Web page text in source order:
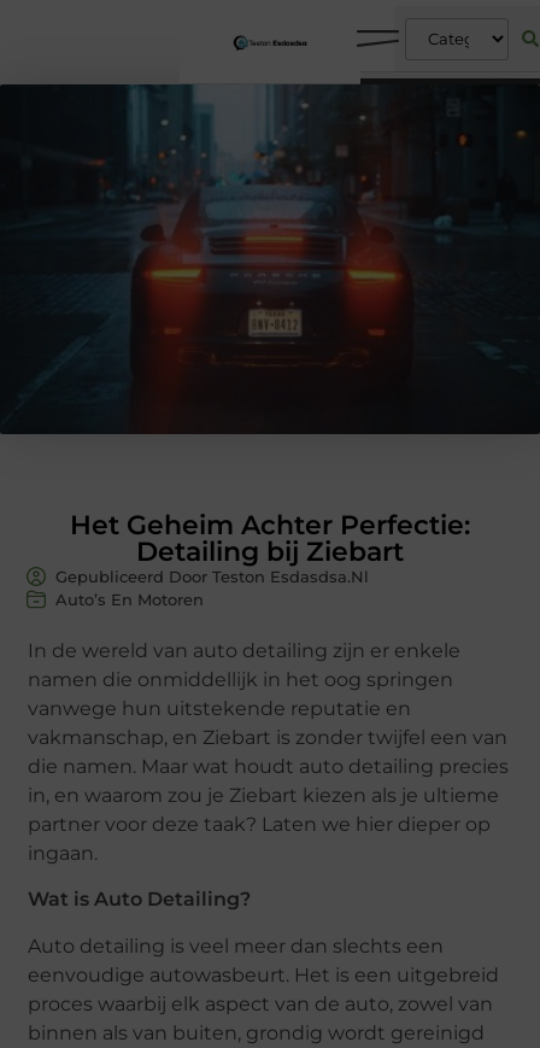
Het Geheim Achter Perfectie:
Detailing bij Ziebart
Gepubliceerd Door Teston Esdasdsa.nl
Auto’s En Motoren
In de wereld van auto detailing zijn er enkele
namen die onmiddellijk in het oog springen
vanwege hun uitstekende reputatie en
vakmanschap, en Ziebart is zonder twijfel een van
die namen. Maar wat houdt auto detailing precies
in, en waarom zou je Ziebart kiezen als je ultieme
partner voor deze taak? Laten we hier dieper op
ingaan.
Wat is Auto Detailing?
Auto detailing is veel meer dan slechts een
eenvoudige autowasbeurt. Het is een uitgebreid
proces waarbij elk aspect van de auto, zowel van
binnen als van buiten, grondig wordt gereinigd